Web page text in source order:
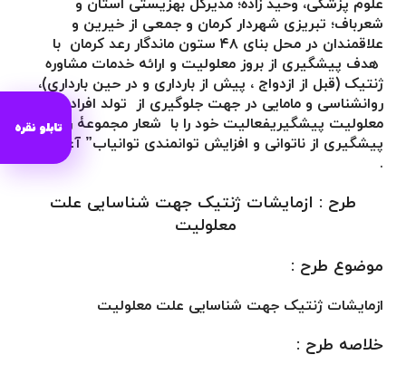
علوم پزشکی، وحید زاده؛ مدیرکل بهزیستی استان و
شعرباف؛ تبریزی شهردار کرمان و جمعی از خیرین و
علاقمندان در محل بنای ۴۸ ستون ماندگار رعد کرمان با
هدف پیشگیری از بروز معلولیت و ارائه خدمات مشاوره
ژنتیک (قبل از ازدواج ، پیش از بارداری و در حین بارداری)،
روانشناسی و مامایی در جهت جلوگیری از تولد افراد دارای
معلولیت پیشگیریفعالیت خود را با شعار مجموعۀ رعد ”
پیشگیری از ناتوانی و افزایش توانمندی توانیاب” آغاز نمود
.
طرح : ازمایشات ژنتیک جهت شناسایی علت
معلولیت
موضوع طرح :
ازمایشات ژنتیک جهت شناسایی علت معلولیت
خلاصه طرح :
تابلو نقره